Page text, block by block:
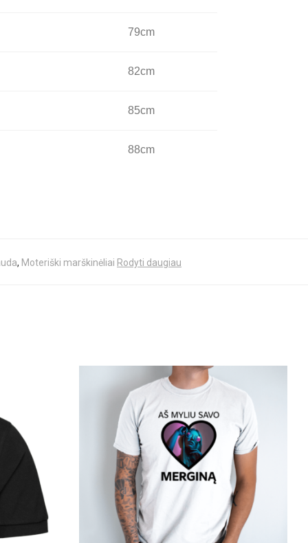
79cm
82cm
85cm
88cm
, Moteriški marškinėliai Rodyti daugiau